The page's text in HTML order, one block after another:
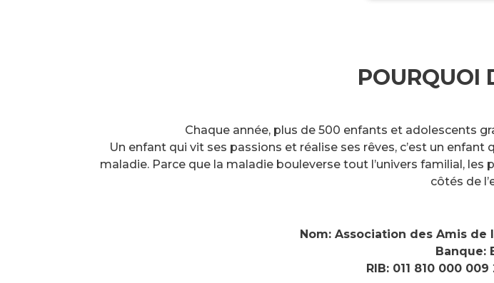
POURQUOI
Chaque année, plus de 500 enfants et adolescents
Un enfant qui vit ses passions et réalise ses rêves, c’est un
maladie. Parce que la maladie bouleverse tout l’univers familial,
côtés de
Nom: Association des Amis de
Banque:
RIB: 011 810 000